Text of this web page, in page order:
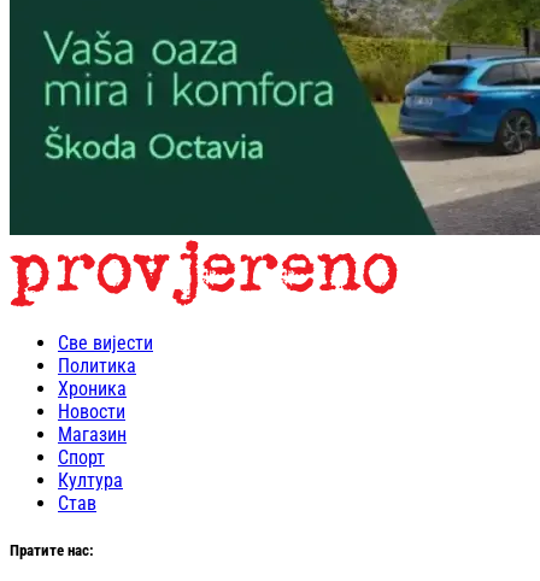
Све вијести
Политика
Хроника
Новости
Магазин
Спорт
Култура
Став
Пратите нас: